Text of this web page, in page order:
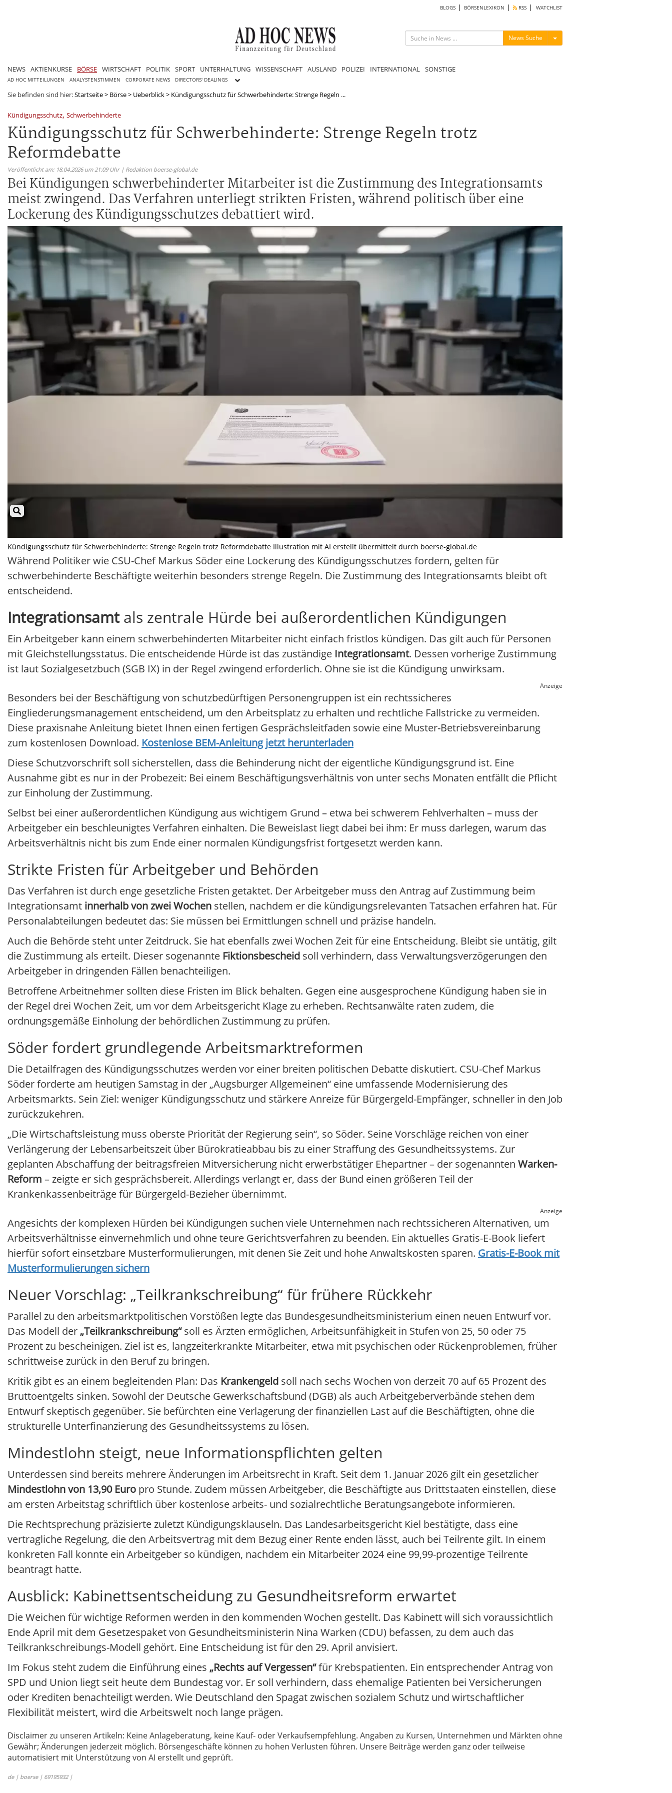
BLOGS BÖRSENLEXIKON RSS WATCHLIST
News Suche Menü ein-/ausblenden
NEWS AKTIENKURSE BÖRSE WIRTSCHAFT POLITIK SPORT UNTERHALTUNG WISSENSCHAFT AUSLAND POLIZEI INTERNATIONAL SONSTIGE
AD HOC MITTEILUNGEN ANALYSTENSTIMMEN CORPORATE NEWS DIRECTORS' DEALINGS
Sie befinden sind hier:Startseite> Börse> Ueberblick> Kündigungsschutz für Schwerbehinderte: Strenge Regeln ...
Kündigungsschutz, Schwerbehinderte
Kündigungsschutz für Schwerbehinderte: Strenge Regeln trotz
Reformdebatte
Veröffentlicht am: 18.04.2026 um 21:09 Uhr | Redaktion boerse-global.de
Bei Kündigungen schwerbehinderter Mitarbeiter ist die Zustimmung des Integrationsamts
meist zwingend. Das Verfahren unterliegt strikten Fristen, während politisch über eine
Lockerung des Kündigungsschutzes debattiert wird.
Kündigungsschutz für Schwerbehinderte: Strenge Regeln trotz Reformdebatte Illustration mit AI erstellt übermittelt durch boerse-global.de
Während Politiker wie CSU-Chef Markus Söder eine Lockerung des Kündigungsschutzes fordern, gelten für
schwerbehinderte Beschäftigte weiterhin besonders strenge Regeln. Die Zustimmung des Integrationsamts bleibt oft
entscheidend.
Integrationsamtals zentrale Hürde bei außerordentlichen Kündigungen
Ein Arbeitgeber kann einem schwerbehinderten Mitarbeiter nicht einfach fristlos kündigen. Das gilt auch für Personen
mit Gleichstellungsstatus. Die entscheidende Hürde ist das zuständige Integrationsamt. Dessen vorherige Zustimmung
ist laut Sozialgesetzbuch (SGB IX) in der Regel zwingend erforderlich. Ohne sie ist die Kündigung unwirksam.
Anzeige
Besonders bei der Beschäftigung von schutzbedürftigen Personengruppen ist ein rechtssicheres
Eingliederungsmanagement entscheidend, um den Arbeitsplatz zu erhalten und rechtliche Fallstricke zu vermeiden.
Diese praxisnahe Anleitung bietet Ihnen einen fertigen Gesprächsleitfaden sowie eine Muster-Betriebsvereinbarung
zum kostenlosen Download. Kostenlose BEM-Anleitung jetzt herunterladen
Diese Schutzvorschrift soll sicherstellen, dass die Behinderung nicht der eigentliche Kündigungsgrund ist. Eine
Ausnahme gibt es nur in der Probezeit: Bei einem Beschäftigungsverhältnis von unter sechs Monaten entfällt die Pflicht
zur Einholung der Zustimmung.
Selbst bei einer außerordentlichen Kündigung aus wichtigem Grund – etwa bei schwerem Fehlverhalten – muss der
Arbeitgeber ein beschleunigtes Verfahren einhalten. Die Beweislast liegt dabei bei ihm: Er muss darlegen, warum das
Arbeitsverhältnis nicht bis zum Ende einer normalen Kündigungsfrist fortgesetzt werden kann.
Strikte Fristen für Arbeitgeber und Behörden
Das Verfahren ist durch enge gesetzliche Fristen getaktet. Der Arbeitgeber muss den Antrag auf Zustimmung beim
Integrationsamt innerhalb von zwei Wochen stellen, nachdem er die kündigungsrelevanten Tatsachen erfahren hat. Für
Personalabteilungen bedeutet das: Sie müssen bei Ermittlungen schnell und präzise handeln.
Auch die Behörde steht unter Zeitdruck. Sie hat ebenfalls zwei Wochen Zeit für eine Entscheidung. Bleibt sie untätig, gilt
die Zustimmung als erteilt. Dieser sogenannte Fiktionsbescheid soll verhindern, dass Verwaltungsverzögerungen den
Arbeitgeber in dringenden Fällen benachteiligen.
Betroffene Arbeitnehmer sollten diese Fristen im Blick behalten. Gegen eine ausgesprochene Kündigung haben sie in
der Regel drei Wochen Zeit, um vor dem Arbeitsgericht Klage zu erheben. Rechtsanwälte raten zudem, die
ordnungsgemäße Einholung der behördlichen Zustimmung zu prüfen.
Söder fordert grundlegende Arbeitsmarktreformen
Die Detailfragen des Kündigungsschutzes werden vor einer breiten politischen Debatte diskutiert. CSU-Chef Markus
Söder forderte am heutigen Samstag in der „Augsburger Allgemeinen“ eine umfassende Modernisierung des
Arbeitsmarkts. Sein Ziel: weniger Kündigungsschutz und stärkere Anreize für Bürgergeld-Empfänger, schneller in den Job
zurückzukehren.
„Die Wirtschaftsleistung muss oberste Priorität der Regierung sein“, so Söder. Seine Vorschläge reichen von einer
Verlängerung der Lebensarbeitszeit über Bürokratieabbau bis zu einer Straffung des Gesundheitssystems. Zur
geplanten Abschaffung der beitragsfreien Mitversicherung nicht erwerbstätiger Ehepartner – der sogenannten Warken-
Reform – zeigte er sich gesprächsbereit. Allerdings verlangt er, dass der Bund einen größeren Teil der
Krankenkassenbeiträge für Bürgergeld-Bezieher übernimmt.
Anzeige
Angesichts der komplexen Hürden bei Kündigungen suchen viele Unternehmen nach rechtssicheren Alternativen, um
Arbeitsverhältnisse einvernehmlich und ohne teure Gerichtsverfahren zu beenden. Ein aktuelles Gratis-E-Book liefert
hierfür sofort einsetzbare Musterformulierungen, mit denen Sie Zeit und hohe Anwaltskosten sparen. Gratis-E-Book mit
Musterformulierungen sichern
Neuer Vorschlag: „Teilkrankschreibung“ für frühere Rückkehr
Parallel zu den arbeitsmarktpolitischen Vorstößen legte das Bundesgesundheitsministerium einen neuen Entwurf vor.
Das Modell der„Teilkrankschreibung“soll es Ärzten ermöglichen, Arbeitsunfähigkeit in Stufen von 25, 50 oder 75
Prozent zu bescheinigen. Ziel ist es, langzeiterkrankte Mitarbeiter, etwa mit psychischen oder Rückenproblemen, früher
schrittweise zurück in den Beruf zu bringen.
Kritik gibt es an einem begleitenden Plan: Das Krankengeld soll nach sechs Wochen von derzeit 70 auf 65 Prozent des
Bruttoentgelts sinken. Sowohl der Deutsche Gewerkschaftsbund (DGB) als auch Arbeitgeberverbände stehen dem
Entwurf skeptisch gegenüber. Sie befürchten eine Verlagerung der finanziellen Last auf die Beschäftigten, ohne die
strukturelle Unterfinanzierung des Gesundheitssystems zu lösen.
Mindestlohn steigt, neue Informationspflichten gelten
Unterdessen sind bereits mehrere Änderungen im Arbeitsrecht in Kraft. Seit dem 1. Januar 2026 gilt ein gesetzlicher
Mindestlohn von 13,90 Euro pro Stunde. Zudem müssen Arbeitgeber, die Beschäftigte aus Drittstaaten einstellen, diese
am ersten Arbeitstag schriftlich über kostenlose arbeits- und sozialrechtliche Beratungsangebote informieren.
Die Rechtsprechung präzisierte zuletzt Kündigungsklauseln. Das Landesarbeitsgericht Kiel bestätigte, dass eine
vertragliche Regelung, die den Arbeitsvertrag mit dem Bezug einer Rente enden lässt, auch bei Teilrente gilt. In einem
konkreten Fall konnte ein Arbeitgeber so kündigen, nachdem ein Mitarbeiter 2024 eine 99,99-prozentige Teilrente
beantragt hatte.
Ausblick: Kabinettsentscheidung zu Gesundheitsreform erwartet
Die Weichen für wichtige Reformen werden in den kommenden Wochen gestellt. Das Kabinett will sich voraussichtlich
Ende April mit dem Gesetzespaket von Gesundheitsministerin Nina Warken (CDU) befassen, zu dem auch das
Teilkrankschreibungs-Modell gehört. Eine Entscheidung ist für den 29. April anvisiert.
Im Fokus steht zudem die Einführung eines „Rechts auf Vergessen“für Krebspatienten. Ein entsprechender Antrag von
SPD und Union liegt seit heute dem Bundestag vor. Er soll verhindern, dass ehemalige Patienten bei Versicherungen
oder Krediten benachteiligt werden. Wie Deutschland den Spagat zwischen sozialem Schutz und wirtschaftlicher
Flexibilität meistert, wird die Arbeitswelt noch lange prägen.
Disclaimer zu unseren Artikeln: Keine Anlageberatung, keine Kauf- oder Verkaufsempfehlung. Angaben zu Kursen, Unternehmen und Märkten ohne
Gewähr; Änderungen jederzeit möglich. Börsengeschäfte können zu hohen Verlusten führen. Unsere Beiträge werden ganz oder teilweise
automatisiert mit Unterstützung von AI erstellt und geprüft.
de | boerse | 69195932 |